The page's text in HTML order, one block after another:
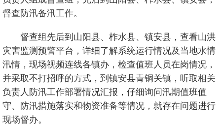
督查防汛备汛工作。
督查组先后到山阳县、柞水县、镇安县，查看山洪
灾害监测预警平台，详细了解系统运行情况及当地水情
汛情，现场视频连线各镇办，检查值班人员在岗情况，
并采取不打招呼的方式，到镇安县青铜关镇，听取相关
负责人防汛工作部署情况汇报，仔细询问汛期值班值
守、防汛措施落实和物资准备等情况，就存在问题进行
现场督办。